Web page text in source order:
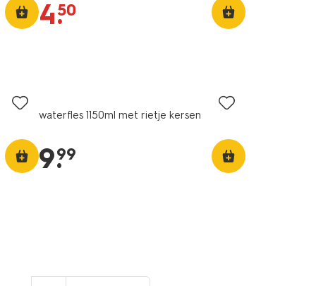
4.
50
waterfles 1150ml met rietje kersen
9.
99